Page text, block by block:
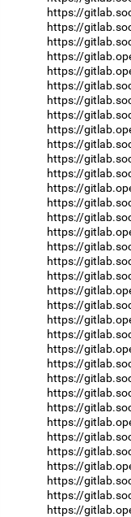
https://
https://
https://
https://
https://
https://
https://
https://
https://
https://
https://
https://
https://
https://
https://
https://
https://
https://
https://
https://
https://
https://
https://
https://
https://
https://
https://
https://
https://
https://
https://
https://
https://
https://
https://